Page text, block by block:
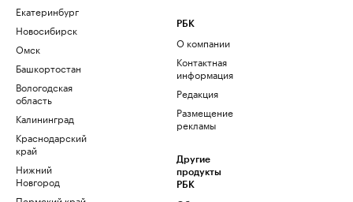
Екатеринбург
Новосибирск
Омск
Башкортостан
Вологодская
область
Калининград
Краснодарский
край
Нижний
Новгород
РБК
О компании
Контактная
информация
Редакция
Размещение
рекламы
Другие
продукты
РБК